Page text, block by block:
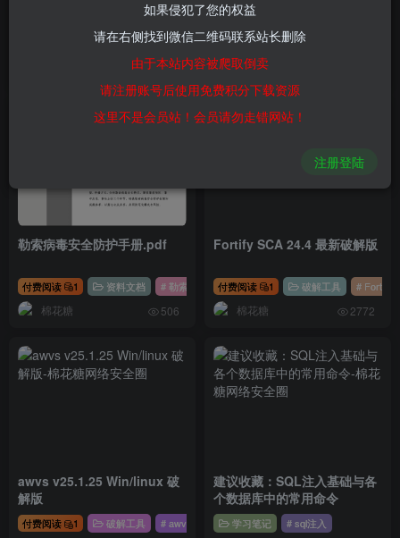
Invicti 破解版 2025 年 4 月 8
944
360漏洞云情报- 2025攻防演
棉花糖
勒索病毒安全防护手册.pdf
付费阅读 1 资料文档 # 勒索病毒
棉花糖 506
Fortify SCA 24.4 最新破解版
付费阅读 1 破解工具 # Fortify
棉花糖 2772
awvs v25.1.25 Win/linux 破
解版
付费阅读 1 破解工具 # awvs
建议收藏：SQL注入基础与各
个数据库中的常用命令
学习笔记 # sql注入
如果侵犯了您的权益
请在右侧找到微信二维码联系站长删除
由于本站内容被爬取倒卖
请注册账号后使用免费积分下载资源
这里不是会员站！会员请勿走错网站！
注册登陆